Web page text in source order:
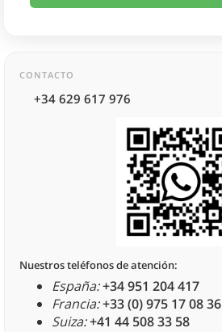
CONTACTO
+34 629 617 976
Nuestros teléfonos de atención:
España:+34 951 204 417
Francia:+33 (0) 975 17 08 36
Suiza:+41 44 508 33 58